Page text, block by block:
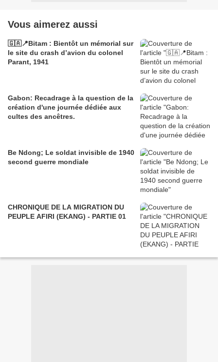
Vous aimerez aussi
🇬🇦📍Bitam : Bientôt un mémorial sur
le site du crash d’avion du colonel
Parant, 1941
Gabon: Recadrage à la question de la
création d'une journée dédiée aux
cultes des ancêtres.
Be Ndong; Le soldat invisible de 1940
second guerre mondiale
CHRONIQUE DE LA MIGRATION DU
PEUPLE AFIRI (EKANG) - PARTIE 01